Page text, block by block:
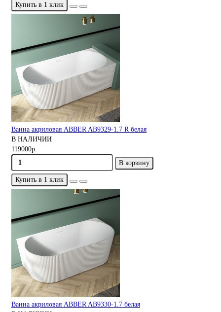
Купить в 1 клик
Ванна акриловая ABBER AB9329-1.7 R белая
В НАЛИЧИИ
119000р.
В корзину
Купить в 1 клик
Ванна акриловая ABBER AB9330-1.7 белая